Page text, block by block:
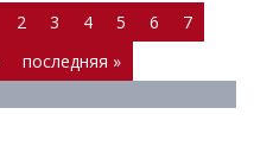
2 3 4 5 6
7
последняя »